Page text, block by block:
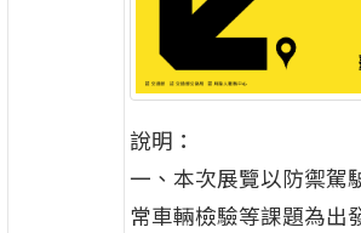
說明：
一、本次展覽以防禦駕
常車輛檢驗等課題為出